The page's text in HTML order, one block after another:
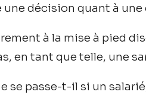
une décision quant à
à la mise à pied
en tant que telle, une
se passe-t-il si un